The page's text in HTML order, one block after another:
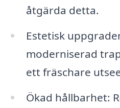
åtgärda detta.
Estetisk
moderniserad
ett fräschare
Ökad hållbarhet: